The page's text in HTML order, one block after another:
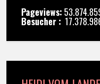
Pageviews:
Besucher :